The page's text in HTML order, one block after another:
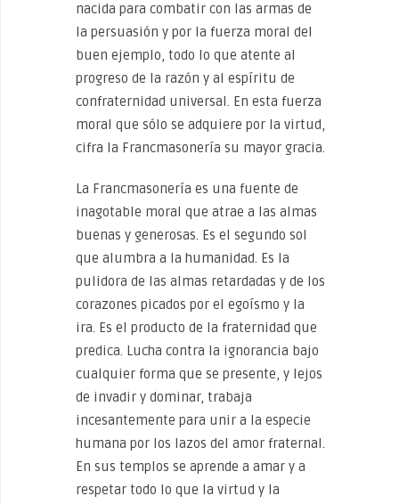
nacida para combatir con las armas de
la persuasión y por la fuerza moral del
buen ejemplo, todo lo que atente al
progreso de la razón y al espíritu de
confraternidad universal. En esta fuerza
moral que sólo se adquiere por la virtud,
cifra la Francmasonería su mayor gracia.
La Francmasonería es una fuente de
inagotable moral que atrae a las almas
buenas y generosas. Es el segundo sol
que alumbra a la humanidad. Es la
pulidora de las almas retardadas y de los
corazones picados por el egoísmo y la
ira. Es el producto de la fraternidad que
predica. Lucha contra la ignorancia bajo
cualquier forma que se presente, y lejos
de invadir y dominar, trabaja
incesantemente para unir a la especie
humana por los lazos del amor fraternal.
En sus templos se aprende a amar y a
respetar todo lo que la virtud y la